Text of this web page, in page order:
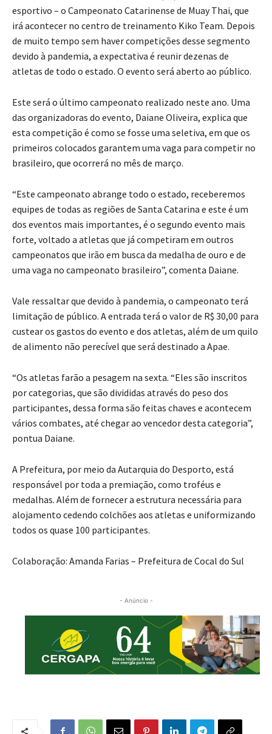
esportivo – o Campeonato Catarinense de Muay Thai, que
irá acontecer no centro de treinamento Kiko Team. Depois
de muito tempo sem haver competições desse segmento
devido à pandemia, a expectativa é reunir dezenas de
atletas de todo o estado. O evento será aberto ao público.
Este será o último campeonato realizado neste ano. Uma
das organizadoras do evento, Daiane Oliveira, explica que
esta competição é como se fosse uma seletiva, em que os
primeiros colocados garantem uma vaga para competir no
brasileiro, que ocorrerá no mês de março.
“Este campeonato abrange todo o estado, receberemos
equipes de todas as regiões de Santa Catarina e este é um
dos eventos mais importantes, é o segundo evento mais
forte, voltado a atletas que já competiram em outros
campeonatos que irão em busca da medalha de ouro e de
uma vaga no campeonato brasileiro”, comenta Daiane.
Vale ressaltar que devido à pandemia, o campeonato terá
limitação de público. A entrada terá o valor de R$ 30,00 para
custear os gastos do evento e dos atletas, além de um quilo
de alimento não perecível que será destinado a Apae.
“Os atletas farão a pesagem na sexta. “Eles são inscritos
por categorias, que são divididas através do peso dos
participantes, dessa forma são feitas chaves e acontecem
vários combates, até chegar ao vencedor desta categoria”,
pontua Daiane.
A Prefeitura, por meio da Autarquia do Desporto, está
responsável por toda a premiação, como troféus e
medalhas. Além de fornecer a estrutura necessária para
alojamento cedendo colchões aos atletas e uniformizando
todos os quase 100 participantes.
Colaboração: Amanda Farias – Prefeitura de Cocal do Sul
- Anúncio -